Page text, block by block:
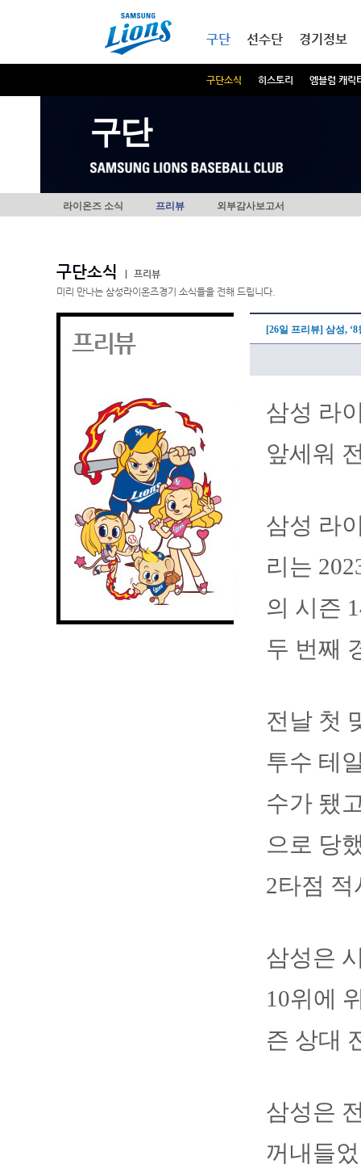
구단
구단소식 히스토리 엠블럼 캐릭
선수단 경기정보
구단
라이온즈 소식 프리뷰 외부감사보고서
구단소식
프리뷰
미리 만나는 삼성라이온즈경기 소식들을 전해 드립니다.
프리뷰 [26일 프리뷰] 삼성,
삼성 라
앞세워
삼성 라
리는
의 시즌
두 번째
전날 첫
투수 테
수가 됐
으로 당
2타점
삼성은
10위에
즌 상대
삼성은
꺼내들